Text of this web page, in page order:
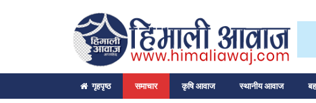
गृहपृष्‍ठ समाचार कृषि आवाज स्थानीय आवाज